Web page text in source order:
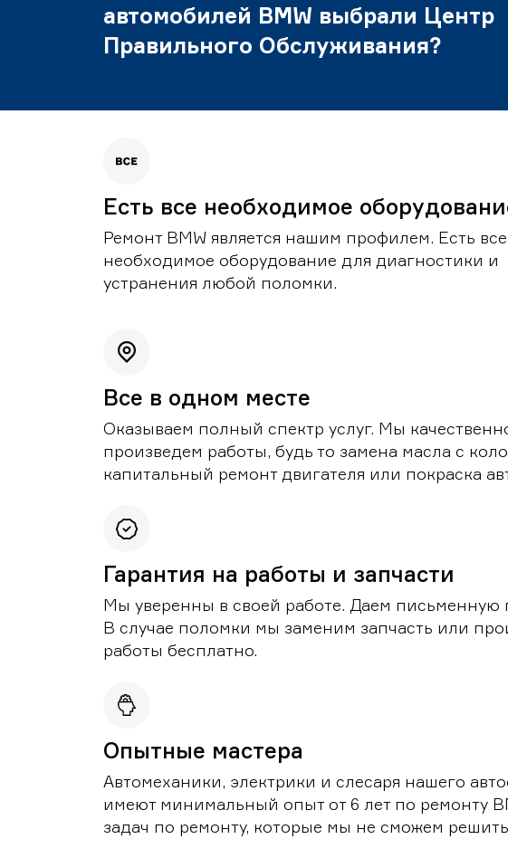
автомобилей BMW выбрали Центр
Правильного Обслуживания?
Есть все необходимое
Ремонт BMW является нашим профилем. Есть все
необходимое оборудование для диагностики и
устранения любой поломки.
Все в одном месте
Оказываем полный спектр услуг. Мы
произведем работы, будь то замена масла с
капитальный ремонт двигателя или покраска
Гарантия на работы и запчасти
Мы уверенны в своей работе. Даем письменную
В случае поломки мы заменим запчасть или
работы бесплатно.
Опытные мастера
Автомеханики, электрики и слесаря нашего
имеют минимальный опыт от 6 лет по ремонту
задач по ремонту, которые мы не сможем